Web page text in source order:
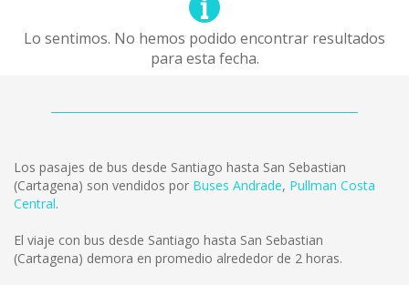
Lo sentimos. No hemos podido encontrar resultados
para esta fecha.
Los pasajes de bus desde Santiago hasta San Sebastian
(Cartagena) son vendidos por Buses Andrade, Pullman Costa
Central.
El viaje con bus desde Santiago hasta San Sebastian
(Cartagena) demora en promedio alrededor de 2 horas.